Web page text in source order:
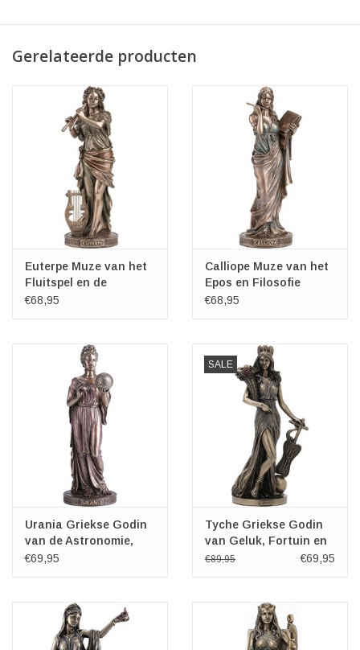
Gerelateerde producten
Euterpe Muze van het
Fluitspel en de
Lyrische Poëzie -
€68,95
Calliope Muze van het
Epos en Filosofie
Veronese Design
€68,95
Urania Griekse Godin
van de Astronomie,
Muze 23cm
€69,95
SALE
Tyche Griekse Godin
van Geluk, Fortuin en
Voorspoed
€89,95 €69,95